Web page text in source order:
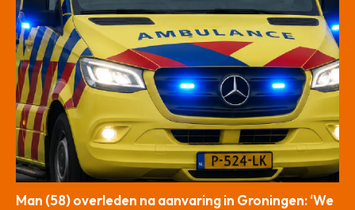
Man (58) overleden na aanvaring in Groningen: ‘We